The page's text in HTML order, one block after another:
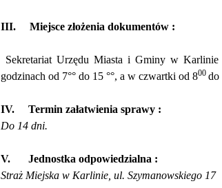
III. Miejsce złożenia dokumentów :
Sekretariat Urzędu Miasta i Gminy w
godzinach od 7°° do 15 °°, a w czwartki od 800 do
IV.
Termin załatwienia sprawy :
Do 14 dni.
V.
Jednostka odpowiedzialna :
Straż Miejska w Karlinie, ul. Szymanowskiego 17